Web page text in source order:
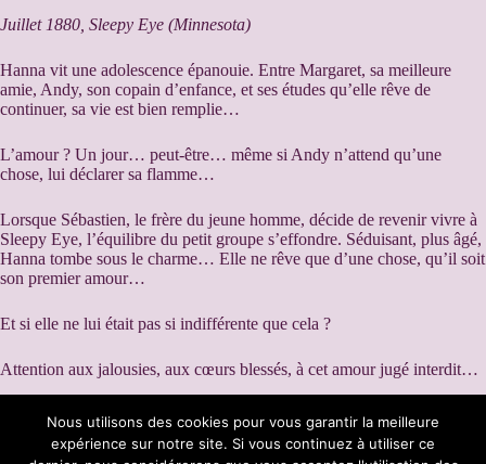
n
t
i
v
e
Juillet 1880, Sleepy Eye (Minnesota)
Hanna vit une adolescence épanouie. Entre Margaret, sa meilleure
amie, Andy, son copain d’enfance, et ses études qu’elle rêve de
continuer, sa vie est bien remplie…
L’amour ? Un jour… peut-être… même si Andy n’attend qu’une
chose, lui déclarer sa flamme…
Lorsque Sébastien, le frère du jeune homme, décide de revenir vivre à
Sleepy Eye, l’équilibre du petit groupe s’effondre. Séduisant, plus âgé,
Hanna tombe sous le charme… Elle ne rêve que d’une chose, qu’il soit
son premier amour…
Et si elle ne lui était pas si indifférente que cela ?
Attention aux jalousies, aux cœurs blessés, à cet amour jugé interdit…
Nous utilisons des cookies pour vous garantir la meilleure
expérience sur notre site. Si vous continuez à utiliser ce